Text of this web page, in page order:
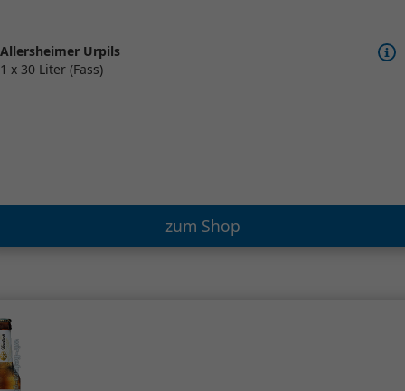
Allersheimer Urpils
1 x 30 Liter (Fass)
zum Shop